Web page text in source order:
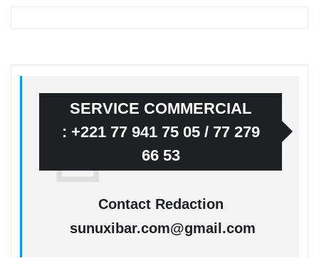
SERVICE COMMERCIAL
: +221 77 941 75 05 / 77 279
66 53
Contact Redaction
sunuxibar.com@gmail.com